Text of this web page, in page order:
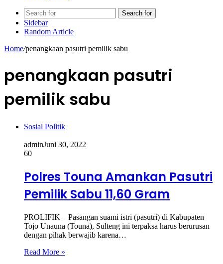
Search for
Sidebar
Random Article
Home/penangkaan pasutri pemilik sabu
penangkaan pasutri
pemilik sabu
Sosial Politik
adminJuni 30, 2022
60
Polres Touna Amankan Pasutri
Pemilik Sabu 11,60 Gram
PROLIFIK – Pasangan suami istri (pasutri) di Kabupaten
Tojo Unauna (Touna), Sulteng ini terpaksa harus berurusan
dengan pihak berwajib karena…
Read More »